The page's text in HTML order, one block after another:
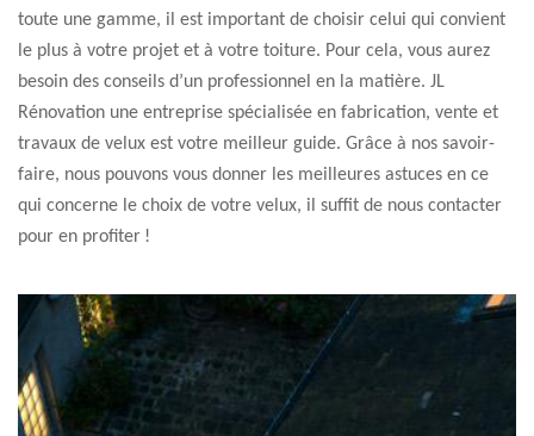
toute une gamme, il est important de choisir celui qui convient
le plus à votre projet et à votre toiture. Pour cela, vous aurez
besoin des conseils d’un professionnel en la matière. JL
Rénovation une entreprise spécialisée en fabrication, vente et
travaux de velux est votre meilleur guide. Grâce à nos savoir-
faire, nous pouvons vous donner les meilleures astuces en ce
qui concerne le choix de votre velux, il suffit de nous contacter
pour en profiter !